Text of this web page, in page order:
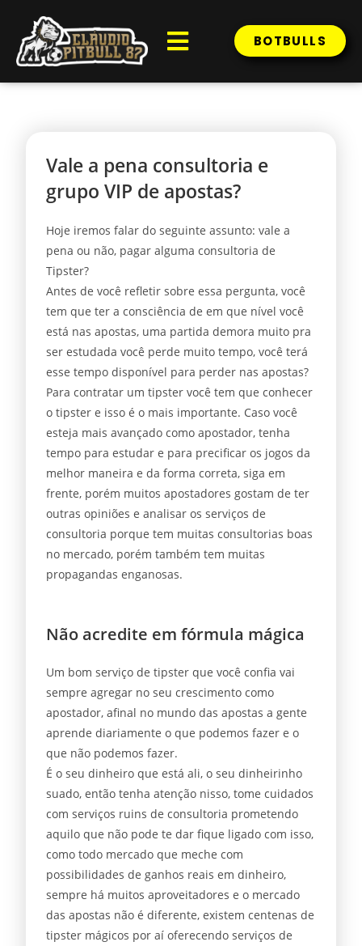
BOTBULLS
Vale a pena consultoria e
grupo VIP de apostas?
Hoje iremos falar do seguinte assunto: vale a
pena ou não, pagar alguma consultoria de
Tipster?
Antes de você refletir sobre essa pergunta, você
tem que ter a consciência de em que nível você
está nas apostas, uma partida demora muito pra
ser estudada você perde muito tempo, você terá
esse tempo disponível para perder nas apostas?
Para contratar um tipster você tem que conhecer
o tipster e isso é o mais importante. Caso você
esteja mais avançado como apostador, tenha
tempo para estudar e para precificar os jogos da
melhor maneira e da forma correta, siga em
frente, porém muitos apostadores gostam de ter
outras opiniões e analisar os serviços de
consultoria porque tem muitas consultorias boas
no mercado, porém também tem muitas
propagandas enganosas.
Não acredite em fórmula mágica
Um bom serviço de tipster que você confia vai
sempre agregar no seu crescimento como
apostador, afinal no mundo das apostas a gente
aprende diariamente o que podemos fazer e o
que não podemos fazer.
É o seu dinheiro que está ali, o seu dinheirinho
suado, então tenha atenção nisso, tome cuidados
com serviços ruins de consultoria prometendo
aquilo que não pode te dar fique ligado com isso,
como todo mercado que meche com
possibilidades de ganhos reais em dinheiro,
sempre há muitos aproveitadores e o mercado
das apostas não é diferente, existem centenas de
tipster mágicos por aí oferecendo serviços de